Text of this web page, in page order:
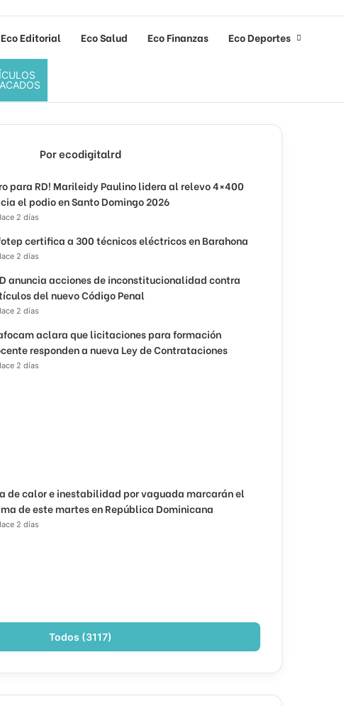
Eco Editorial Eco Salud Eco Finanzas Eco Deportes
Por ecodigitalrd
para RD! Marileidy Paulino lidera al relevo 4×400
el podio en Santo Domingo 2026
2 días
certifica a 300 técnicos eléctricos en Barahona
2 días
anuncia acciones de inconstitucionalidad contra
del nuevo Código Penal
2 días
aclara que licitaciones para formación
responden a nueva Ley de Contrataciones
2 días
de calor e inestabilidad por vaguada marcarán el
de este martes en República Dominicana
2 días
Todos (3117)